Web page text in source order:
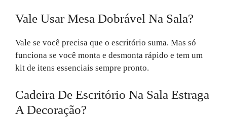
Vale Usar Mesa Dobrável Na Sala?
Vale se você precisa que o escritório suma. Mas só
funciona se você monta e desmonta rápido e tem um
kit de itens essenciais sempre pronto.
Cadeira De Escritório Na Sala Estraga
A Decoração?